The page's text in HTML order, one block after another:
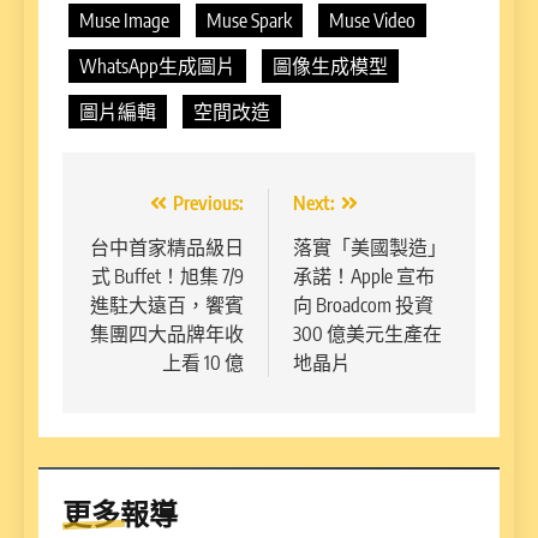
Muse Image Muse Spark
Muse Video
WhatsApp生成圖片
圖像生成模型
圖片編輯
空間改造
章
導
覽
Previous:
台中首家精品級日
式 Buffet！旭集 7/9
進駐大遠百，饗賓
集團四大品牌年收
上看 10 億
Next:
落實「美國製造」
承諾！Apple 宣布
向 Broadcom 投資
300 億美元生產在
地晶片
更多報導